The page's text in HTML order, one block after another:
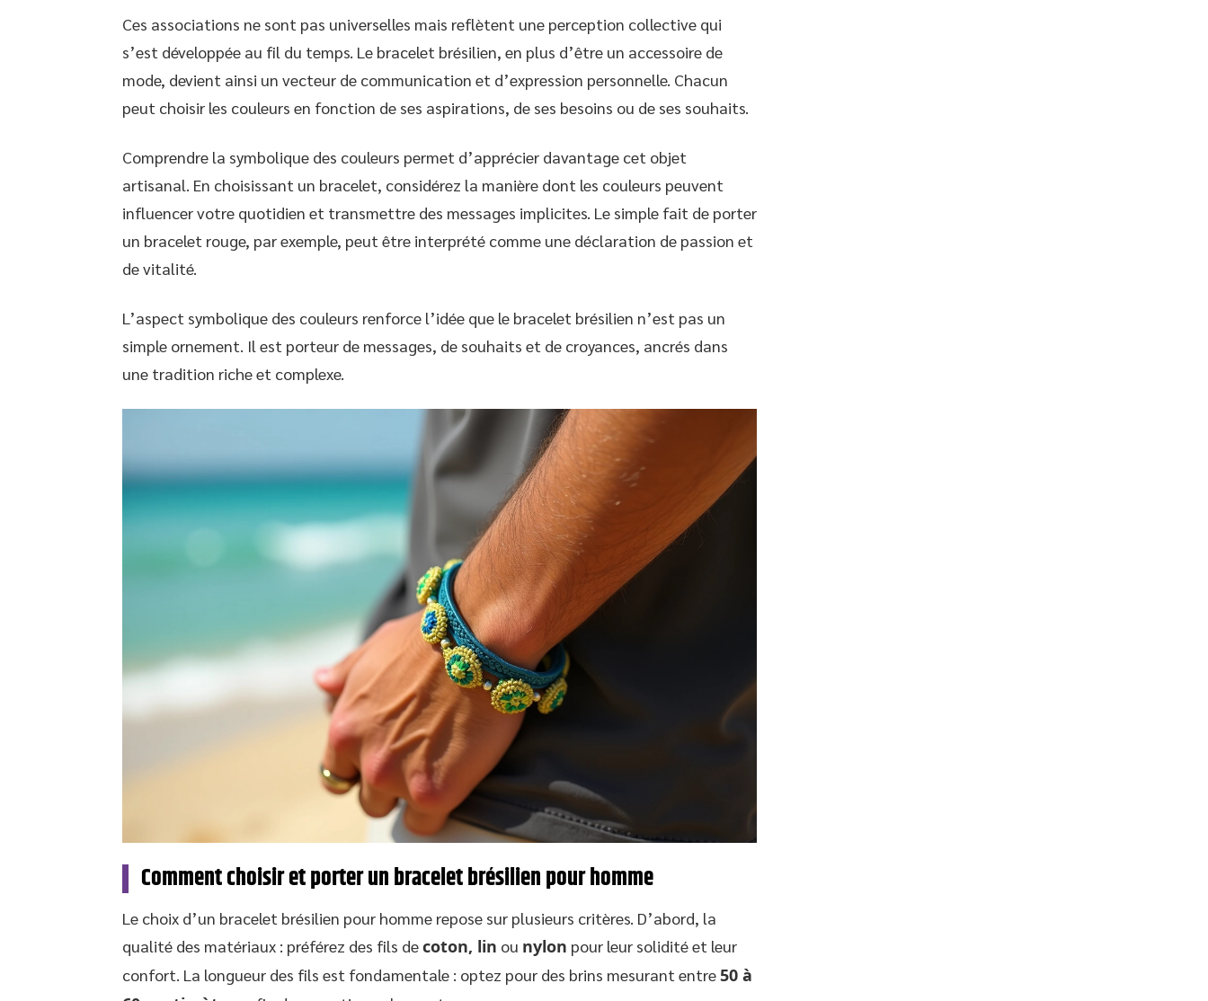
Ces associations ne sont pas universelles mais reflètent une perception collective qui
s’est développée au fil du temps. Le bracelet brésilien, en plus d’être un accessoire de
mode, devient ainsi un vecteur de communication et d’expression personnelle. Chacun
peut choisir les couleurs en fonction de ses aspirations, de ses besoins ou de ses souhaits.
Comprendre la symbolique des couleurs permet d’apprécier davantage cet objet
artisanal. En choisissant un bracelet, considérez la manière dont les couleurs peuvent
influencer votre quotidien et transmettre des messages implicites. Le simple fait de porter
un bracelet rouge, par exemple, peut être interprété comme une déclaration de passion et
de vitalité.
L’aspect symbolique des couleurs renforce l’idée que le bracelet brésilien n’est pas un
simple ornement. Il est porteur de messages, de souhaits et de croyances, ancrés dans
une tradition riche et complexe.
Comment choisir et porter un bracelet brésilien pour homme
Le choix d’un bracelet brésilien pour homme repose sur plusieurs critères. D’abord, la
qualité des matériaux : préférez des fils decoton, lin ou nylon pour leur solidité et leur
confort. La longueur des fils est fondamentale : optez pour des brins mesurant entre50 à